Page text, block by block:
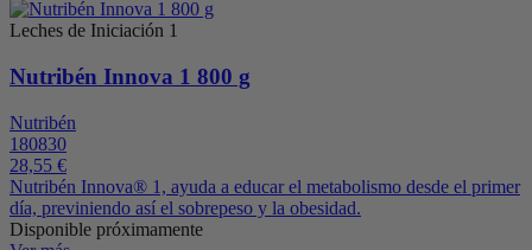
Leches de Iniciación 1
Nutribén Innova 1 800 g
Nutribén
180830
28,55 €
Nutribén Innova® 1, ayuda a educar el metabolismo desde el primer
día, previniendo así el sobrepeso y la obesidad.
Disponible próximamente